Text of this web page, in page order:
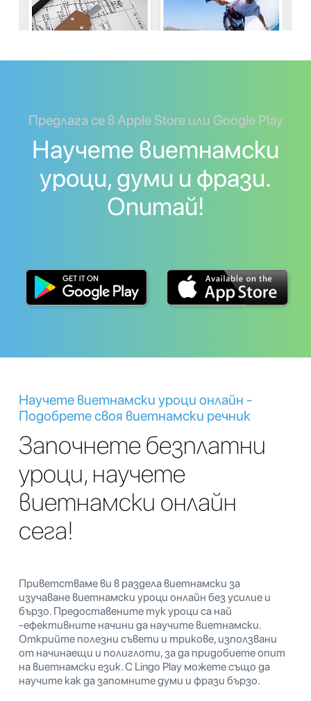
Предлага се в Apple Store или Google Play
Научете виетнамски
уроци, думи и фрази.
Опитай!
Научете виетнамски уроци онлайн -
Подобрете своя виетнамски речник
Започнете безплатни
уроци, научете
виетнамски онлайн
сега!
Приветстваме ви в раздела виетнамски за
изучаване виетнамски уроци онлайн без усилие и
бързо. Предоставените тук уроци са най
-ефективните начини да научите виетнамски.
Открийте полезни съвети и трикове, използвани
от начинаещи и полиглоти, за да придобиете опит
на виетнамски език. С Lingo Play можете също да
научите как да запомните думи и фрази бързо.